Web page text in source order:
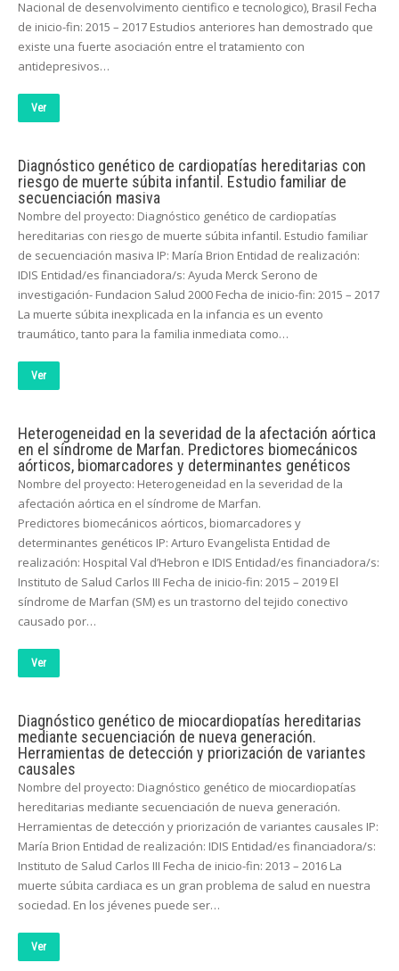
Nacional de desenvolvimento cientifico e tecnologico), Brasil Fecha
de inicio-fin: 2015 – 2017 Estudios anteriores han demostrado que
existe una fuerte asociación entre el tratamiento con
antidepresivos…
Ver
Diagnóstico genético de cardiopatías hereditarias con
riesgo de muerte súbita infantil. Estudio familiar de
secuenciación masiva
Nombre del proyecto: Diagnóstico genético de cardiopatías
hereditarias con riesgo de muerte súbita infantil. Estudio familiar
de secuenciación masiva IP: María Brion Entidad de realización:
IDIS Entidad/es financiadora/s: Ayuda Merck Serono de
investigación- Fundacion Salud 2000 Fecha de inicio-fin: 2015 – 2017
La muerte súbita inexplicada en la infancia es un evento
traumático, tanto para la familia inmediata como…
Ver
Heterogeneidad en la severidad de la afectación aórtica
en el síndrome de Marfan. Predictores biomecánicos
aórticos, biomarcadores y determinantes genéticos
Nombre del proyecto: Heterogeneidad en la severidad de la
afectación aórtica en el síndrome de Marfan.
Predictores biomecánicos aórticos, biomarcadores y
determinantes genéticos IP: Arturo Evangelista Entidad de
realización: Hospital Val d’Hebron e IDIS Entidad/es financiadora/s:
Instituto de Salud Carlos III Fecha de inicio-fin: 2015 – 2019 El
síndrome de Marfan (SM) es un trastorno del tejido conectivo
causado por…
Ver
Diagnóstico genético de miocardiopatías hereditarias
mediante secuenciación de nueva generación.
Herramientas de detección y priorización de variantes
causales
Nombre del proyecto: Diagnóstico genético de miocardiopatías
hereditarias mediante secuenciación de nueva generación.
Herramientas de detección y priorización de variantes causales IP:
María Brion Entidad de realización: IDIS Entidad/es financiadora/s:
Instituto de Salud Carlos III Fecha de inicio-fin: 2013 – 2016 La
muerte súbita cardiaca es un gran problema de salud en nuestra
sociedad. En los jévenes puede ser…
Ver